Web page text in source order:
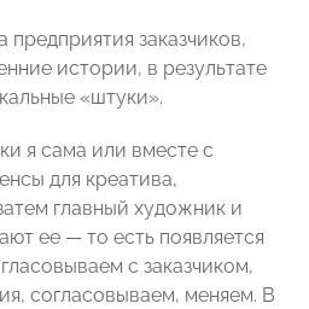
заказчиков,
истории, в результате
«штуки».
я сама или вместе с
для креатива,
главный художник и
ее — то есть появляется
с заказчиком,
согласовываем, меняем. В